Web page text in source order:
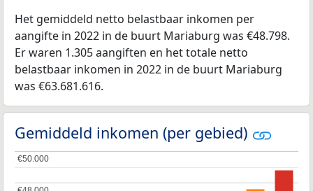
Het gemiddeld netto belastbaar inkomen per
aangifte in 2022 in de buurt Mariaburg was €48.798.
Er waren 1.305 aangiften en het totale netto
belastbaar inkomen in 2022 in de buurt Mariaburg
was €63.681.616.
Gemiddeld inkomen (per gebied)
€50.000
€50.000